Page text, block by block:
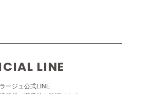
LINE
ージュ公式LINE